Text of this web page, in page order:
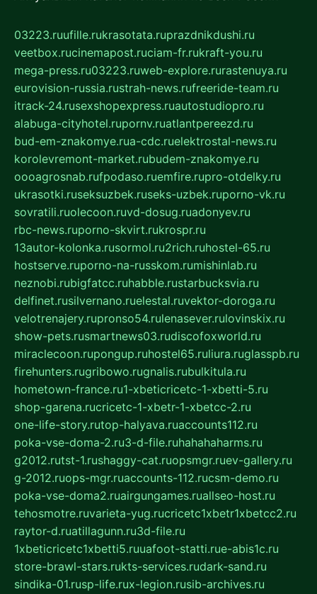
03223.ruufille.rukrasotata.ruprazdnikdushi.ru
veetbox.rucinemapost.ruciam-fr.rukraft-you.ru
mega-press.ru03223.ruweb-explore.rurastenuya.ru
eurovision-russia.rustrah-news.rufreeride-team.ru
itrack-24.rusexshopexpress.ruautostudiopro.ru
alabuga-cityhotel.rupornv.ruatlantpereezd.ru
bud-em-znakomye.rua-cdc.ruelektrostal-news.ru
korolevremont-market.rubudem-znakomye.ru
oooagrosnab.rufpodaso.ruemfire.rupro-otdelky.ru
ukrasotki.ruseksuzbek.ruseks-uzbek.ruporno-vk.ru
sovratili.ruolecoon.ruvd-dosug.ruadonyev.ru
rbc-news.ruporno-skvirt.rukrospr.ru
13autor-kolonka.rusormol.ru2rich.ruhostel-65.ru
hostserve.ruporno-na-russkom.rumishinlab.ru
neznobi.rubigfatcc.ruhabble.rustarbucksvia.ru
delfinet.rusilvernano.ruelestal.ruvektor-doroga.ru
velotrenajery.rupronso54.rulenasever.rulovinskix.ru
show-pets.rusmartnews03.rudiscofoxworld.ru
miraclecoon.rupongup.ruhostel65.ruliura.ruglasspb.ru
firehunters.rugribowo.rugnalis.rubulkitula.ru
hometown-france.ru1-xbeticricetc-1-xbetti-5.ru
shop-garena.rucricetc-1-xbetr-1-xbetcc-2.ru
one-life-story.rutop-halyava.ruaccounts112.ru
poka-vse-doma-2.ru3-d-file.ruhahahaharms.ru
g2012.rutst-1.rushaggy-cat.ruopsmgr.ruev-gallery.ru
g-2012.ruops-mgr.ruaccounts-112.rucsm-demo.ru
poka-vse-doma2.ruairgungames.ruallseo-host.ru
tehosmotre.ruvarieta-yug.rucricetc1xbetr1xbetcc2.ru
raytor-d.ruatillagunn.ru3d-file.ru
1xbeticricetc1xbetti5.ruuafoot-statti.rue-abis1c.ru
store-brawl-stars.rukts-services.rudark-sand.ru
sindika-01.rusp-life.rux-legion.rusib-archives.ru